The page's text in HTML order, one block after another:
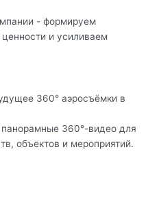
- формируем
и усиливаем
360°-видео для
объектов и мероприятий.